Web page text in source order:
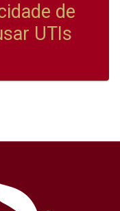
de
UTIs